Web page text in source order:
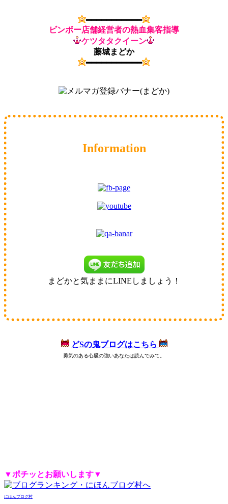
━━━━━━━━━━━
ビンボー店舗経営者の熱血集客指導
ケツタタクイーン
藤城まどか
━━━━━━━━━━━
Information
まどかと気ままにLINEしましょう！
どSの鬼ブログはこちら
勇気のある心臓の強いあなたは読んでみて。
▼ポチッとお願いします▼
にほんブログ村